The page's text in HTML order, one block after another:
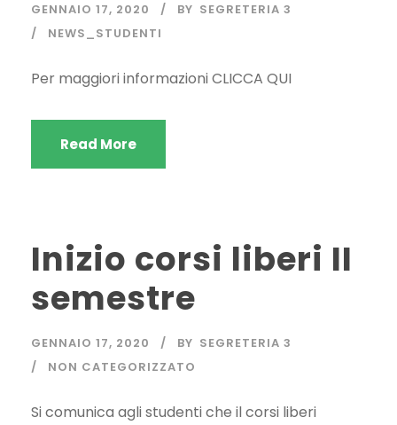
GENNAIO 17, 2020 BY SEGRETERIA 3
NEWS_STUDENTI
Per maggiori informazioni CLICCA QUI
Read More
Inizio corsi liberi II
semestre
GENNAIO 17, 2020 BY SEGRETERIA 3
NON CATEGORIZZATO
Si comunica agli studenti che il corsi liberi